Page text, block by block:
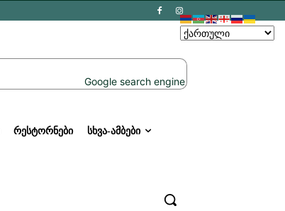
ᲠᲔᲡᲢᲝᲠᲜᲔᲑᲘ ᲡᲮᲕᲐ-ᲐᲛᲑᲔᲑᲘ